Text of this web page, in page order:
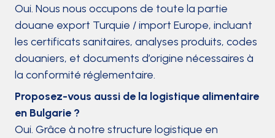
Oui. Nous nous occupons de toute la partie
douane export Turquie / import Europe, incluant
les certificats sanitaires, analyses produits, codes
douaniers, et documents d’origine nécessaires à
la conformité réglementaire.
Proposez-vous aussi de la logistique alimentaire
en Bulgarie ?
Oui. Grâce à notre structure logistique en